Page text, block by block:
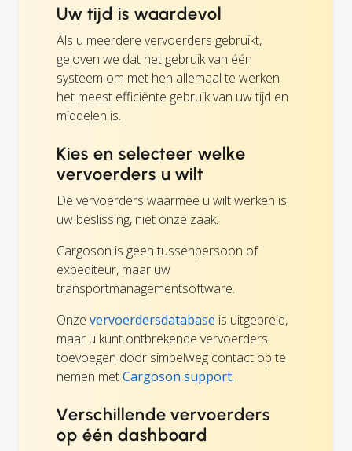
Uw tijd is waardevol
Als u meerdere vervoerders gebruikt,
geloven we dat het gebruik van één
systeem om met hen allemaal te werken
het meest efficiënte gebruik van uw tijd en
middelen is.
Kies en selecteer welke
vervoerders u wilt
De vervoerders waarmee u wilt werken is
uw beslissing, niet onze zaak.
Cargoson is geen tussenpersoon of
expediteur, maar uw
transportmanagementsoftware.
Onze vervoerdersdatabase is uitgebreid,
maar u kunt ontbrekende vervoerders
toevoegen door simpelweg contact op te
nemen metCargoson support.
Verschillende vervoerders
op één dashboard